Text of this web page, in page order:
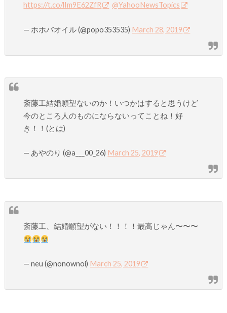
https://t.co/lIm9E62ZfR
@YahooNewsTopics
— ホホバオイル (@popo353535) March 28, 2019
斎藤工結婚願望ないのか！いつかはすると思うけど
今のところ人のものにならないってことね！好
き！！(とは)
— あやのり (@a___00_26) March 25, 2019
斎藤工、結婚願望がない！！！！最高じゃん〜〜〜
— neu (@nonownoi) March 25, 2019